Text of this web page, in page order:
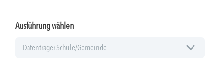
Ausführung wählen